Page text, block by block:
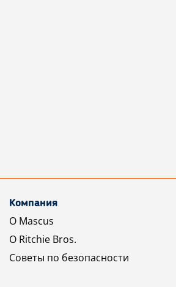
Компания
О Mascus
О Ritchie Bros.
Советы по безопасности